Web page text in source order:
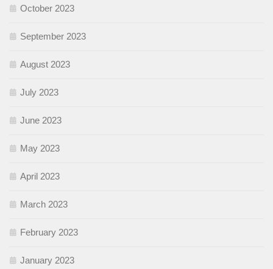
October 2023
September 2023
August 2023
July 2023
June 2023
May 2023
April 2023
March 2023
February 2023
January 2023